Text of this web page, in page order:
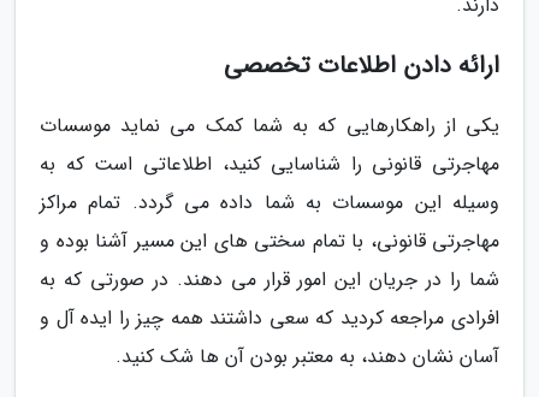
ارائه دادن اطلاعات تخصصی
یکی از راهکارهایی که به شما کمک می نماید موسسات
مهاجرتی قانونی را شناسایی کنید، اطلاعاتی است که به
وسیله این موسسات به شما داده می گردد. تمام مراکز
مهاجرتی قانونی، با تمام سختی های این مسیر آشنا بوده و
شما را در جریان این امور قرار می دهند. در صورتی که به
افرادی مراجعه کردید که سعی داشتند همه چیز را ایده آل و
آسان نشان دهند، به معتبر بودن آن ها شک کنید.